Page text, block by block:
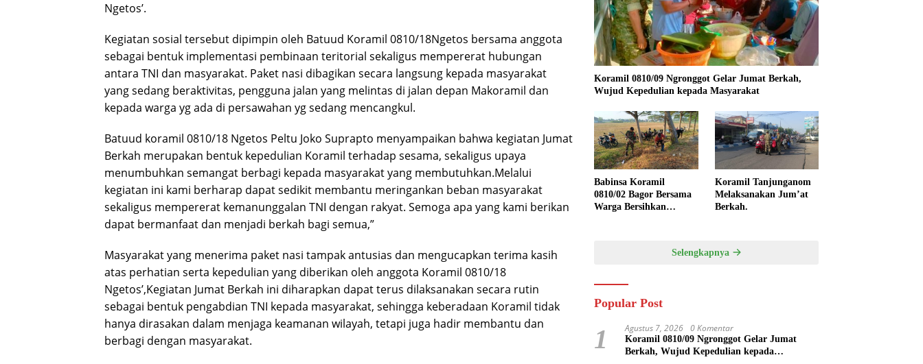
Ngetos’.
Kegiatan sosial tersebut dipimpin oleh Batuud Koramil 0810/18Ngetos bersama anggota
sebagai bentuk implementasi pembinaan teritorial sekaligus mempererat hubungan
antara TNI dan masyarakat. Paket nasi dibagikan secara langsung kepada masyarakat
yang sedang beraktivitas, pengguna jalan yang melintas di jalan depan Makoramil dan
kepada warga yg ada di persawahan yg sedang mencangkul.
Batuud koramil 0810/18 Ngetos Peltu Joko Suprapto menyampaikan bahwa kegiatan Jumat
Berkah merupakan bentuk kepedulian Koramil terhadap sesama, sekaligus upaya
menumbuhkan semangat berbagi kepada masyarakat yang membutuhkan.Melalui
kegiatan ini kami berharap dapat sedikit membantu meringankan beban masyarakat
sekaligus mempererat kemanunggalan TNI dengan rakyat. Semoga apa yang kami berikan
dapat bermanfaat dan menjadi berkah bagi semua,”
Masyarakat yang menerima paket nasi tampak antusias dan mengucapkan terima kasih
atas perhatian serta kepedulian yang diberikan oleh anggota Koramil 0810/18
Ngetos’,Kegiatan Jumat Berkah ini diharapkan dapat terus dilaksanakan secara rutin
sebagai bentuk pengabdian TNI kepada masyarakat, sehingga keberadaan Koramil tidak
hanya dirasakan dalam menjaga keamanan wilayah, tetapi juga hadir membantu dan
berbagi dengan masyarakat.
Koramil 0810/09 Ngronggot Gelar Jumat Berkah,
Wujud Kepedulian kepada Masyarakat
Babinsa Koramil
0810/02 Bagor Bersama
Warga Bersihkan
Koramil Tanjunganom
Melaksanakan Jum’at
Berkah.
Selengkapnya
Popular Post
1 Agustus 7, 2026 0 Komentar
Koramil 0810/09 Ngronggot Gelar Jumat
Berkah, Wujud Kepedulian kepada